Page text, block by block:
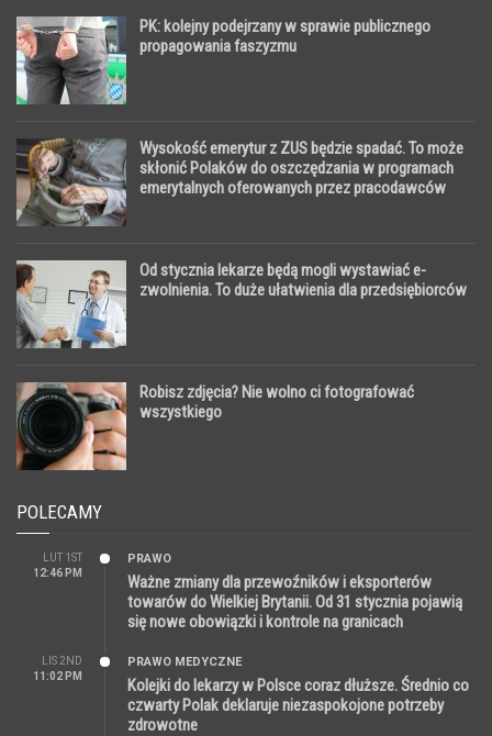
PK: kolejny podejrzany w sprawie publicznego
propagowania faszyzmu
Wysokość emerytur z ZUS będzie spadać. To może
skłonić Polaków do oszczędzania w programach
emerytalnych oferowanych przez pracodawców
Od stycznia lekarze będą mogli wystawiać e-
zwolnienia. To duże ułatwienia dla przedsiębiorców
Robisz zdjęcia? Nie wolno ci fotografować
wszystkiego
POLECAMY
LUT 1ST
12:46 PM
PRAWO
Ważne zmiany dla przewoźników i eksporterów
towarów do Wielkiej Brytanii. Od 31 stycznia pojawią
się nowe obowiązki i kontrole na granicach
LIS 2ND
11:02 PM
PRAWO MEDYCZNE
Kolejki do lekarzy w Polsce coraz dłuższe. Średnio co
czwarty Polak deklaruje niezaspokojone potrzeby
zdrowotne